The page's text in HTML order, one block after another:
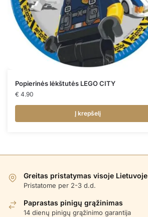
Popierinės lėkštutės LEGO CITY
€ 4.90
Į krepšelį
Greitas pristatymas visoje Lietuvoje
Pristatome per 2-3 d.d.
Paprastas pinigų grąžinimas
14 dienų pinigų grąžinimo garantija